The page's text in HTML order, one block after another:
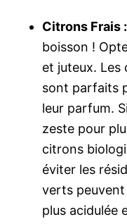
Citrons Frais :
boisson !
et juteux. Les
sont parfaits
leur parfum.
zeste pour
citrons
éviter les
verts
plus acidulée